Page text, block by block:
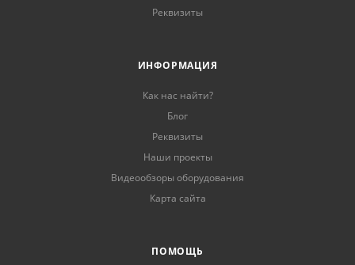
Реквизиты
ИНФОРМАЦИЯ
Как нас найти?
Блог
Реквизиты
Наши проекты
Видеообзоры оборудования
Карта сайта
ПОМОЩЬ